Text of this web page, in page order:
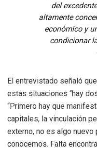
del
altamente
económico y
condicionar
El entrevistado señaló
estas situaciones “hay
“Primero hay que
capitales, la vinculación
externo, no es algo
conocemos. Falta